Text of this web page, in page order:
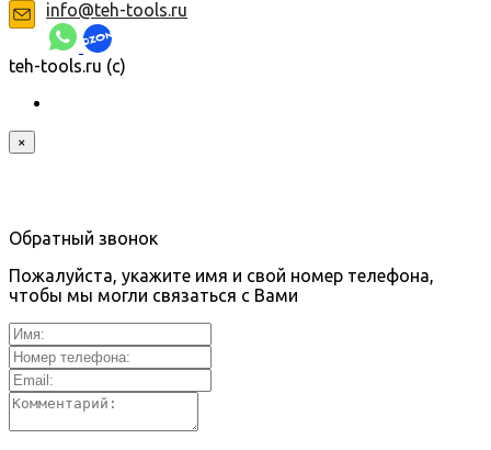
info@teh-tools.ru
teh-tools.ru (c)
×
Обратный звонок
Пожалуйста, укажите имя и свой номер телефона,
чтобы мы могли связаться с Вами